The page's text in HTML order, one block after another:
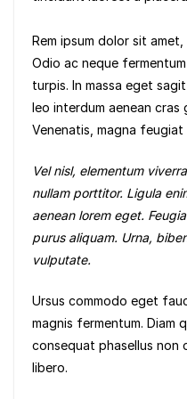
Rem ipsum dolor sit
Odio ac neque
turpis. In massa eget
leo interdum aenean
Venenatis, magna feugiat
Vel nisl, elementum
nullam porttitor. Ligula
aenean lorem eget.
purus aliquam. Urna,
vulputate.
Ursus commodo eget
magnis fermentum. Diam
consequat phasellus non
libero.